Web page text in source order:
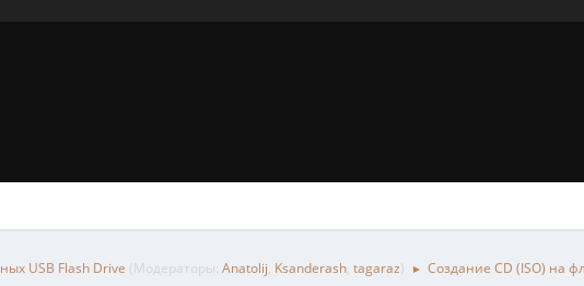
USB Flash Drive (Модераторы: Anatolij, Ksanderash, tagaraz) ► Создание CD (ISO) на